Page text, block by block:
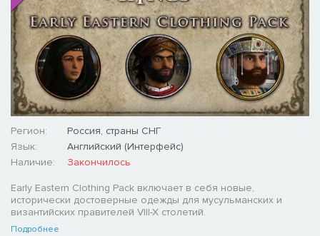
Регион:
Россия, страны СНГ
Язык:
Английский (Интерфейс)
Наличие:
Закончилось
Early Eastern Clothing Pack включает в себя новые,
исторически достоверные одежды для мусульманских и
византийских правителей VIII-X столетий.
Подробнее